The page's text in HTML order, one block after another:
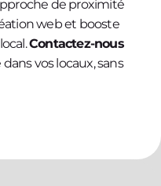
de proximité
web et booste
Contactez-nous
vos locaux, sans